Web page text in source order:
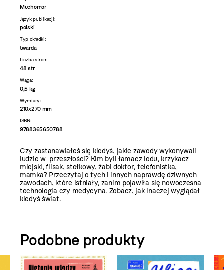
Muchomor
Język publikacji:
polski
Typ okładki:
twarda
Liczba stron:
48 str
Waga:
0,5 kg
Wymiary:
210x270 mm
ISBN:
9788365650788
Czy zastanawiałeś się kiedyś, jakie zawody wykonywali
ludzie w przeszłości? Kim byli łamacz lodu, krzykacz
miejski, flisak, stołkowy, żabi doktor, telefonistka,
mamka? Przeczytaj o tych i innych naprawdę dziwnych
zawodach, które istniały, zanim pojawiła się nowoczesna
technologia czy medycyna. Zobacz, jak inaczej wyglądał
kiedyś świat.
Podobne produkty